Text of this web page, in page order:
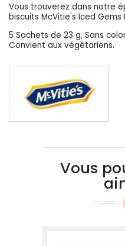
Vous trouverez dans notre
biscuits McVitie's Iced Gems
5 Sachets de 23 g, Sans
Convient aux végétariens.
Vous